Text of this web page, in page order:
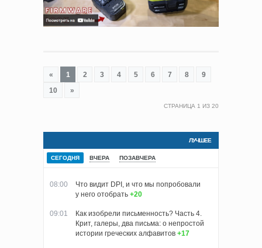
« 1 2 3 4 5 6 7 8
9
10
»
СТРАНИЦА 1 ИЗ 20
ЛУЧШЕЕ
СЕГОДНЯ ВЧЕРА ПОЗАВЧЕРА
08:00
Что видит DPI, и что мы попробовали
у него отобрать +20
09:01
Как изобрели письменность? Часть 4.
Крит, галеры, два письма: о непростой
истории греческих алфавитов +17